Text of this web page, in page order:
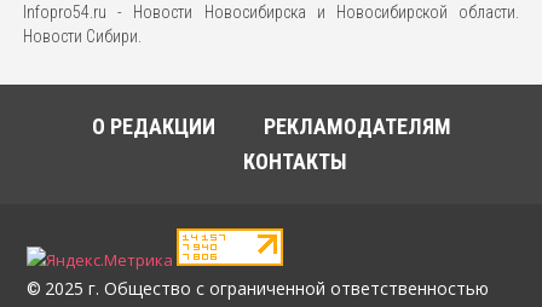
Infopro54.ru - Новости Новосибирска и Новосибирской области.
Новости Сибири.
О РЕДАКЦИИ
РЕКЛАМОДАТЕЛЯМ
КОНТАКТЫ
© 2025 г. Общество с ограниченной ответственностью